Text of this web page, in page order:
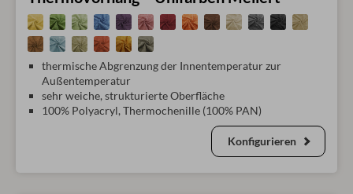
thermische Abgrenzung der Innentemperatur zur
Außentemperatur
sehr weiche, strukturierte Oberfläche
100% Polyacryl, Thermochenille (100% PAN)